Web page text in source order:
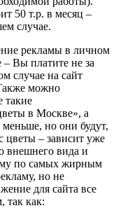
50 т.р. в месяц –
случае.
рекламы в личном
– Вы платите не за
случае на сайт
можно
такие
в Москве», а
меньше, но они будут,
цветы – зависит уже
внешнего вида и
по самых жирным
но не
для сайта все
так как: